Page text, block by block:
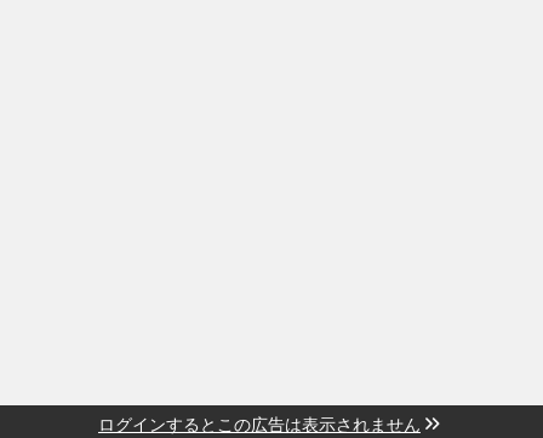
ログインするとこの広告は表示されません